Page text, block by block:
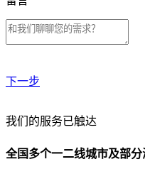
下一步
贵公司预算范围是？
我们的服务已触达
全国多个一二线城市及部分